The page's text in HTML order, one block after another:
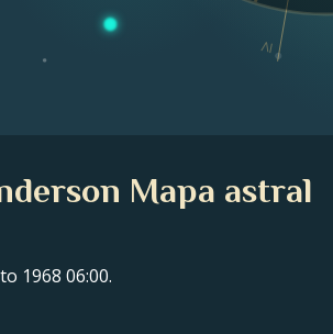
IV
Mapa astral
1968 06:00.